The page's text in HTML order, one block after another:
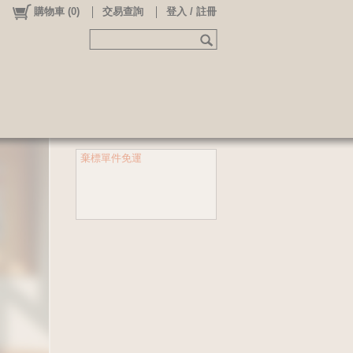
購物車 (0) 交易查詢 登入 / 註冊
棄標單件免運